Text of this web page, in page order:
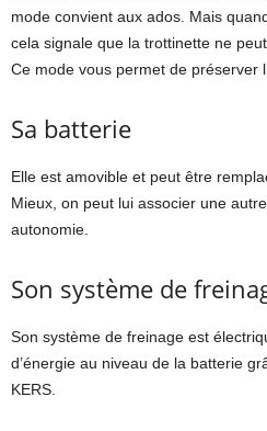
mode convient aux ados. Mais
cela signale que la trottinette ne
Ce mode vous permet de préserver
Sa batterie
Elle est amovible et peut être
Mieux, on peut lui associer une
autonomie.
Son système de
Son système de freinage est
d’énergie au niveau de la batterie
KERS.